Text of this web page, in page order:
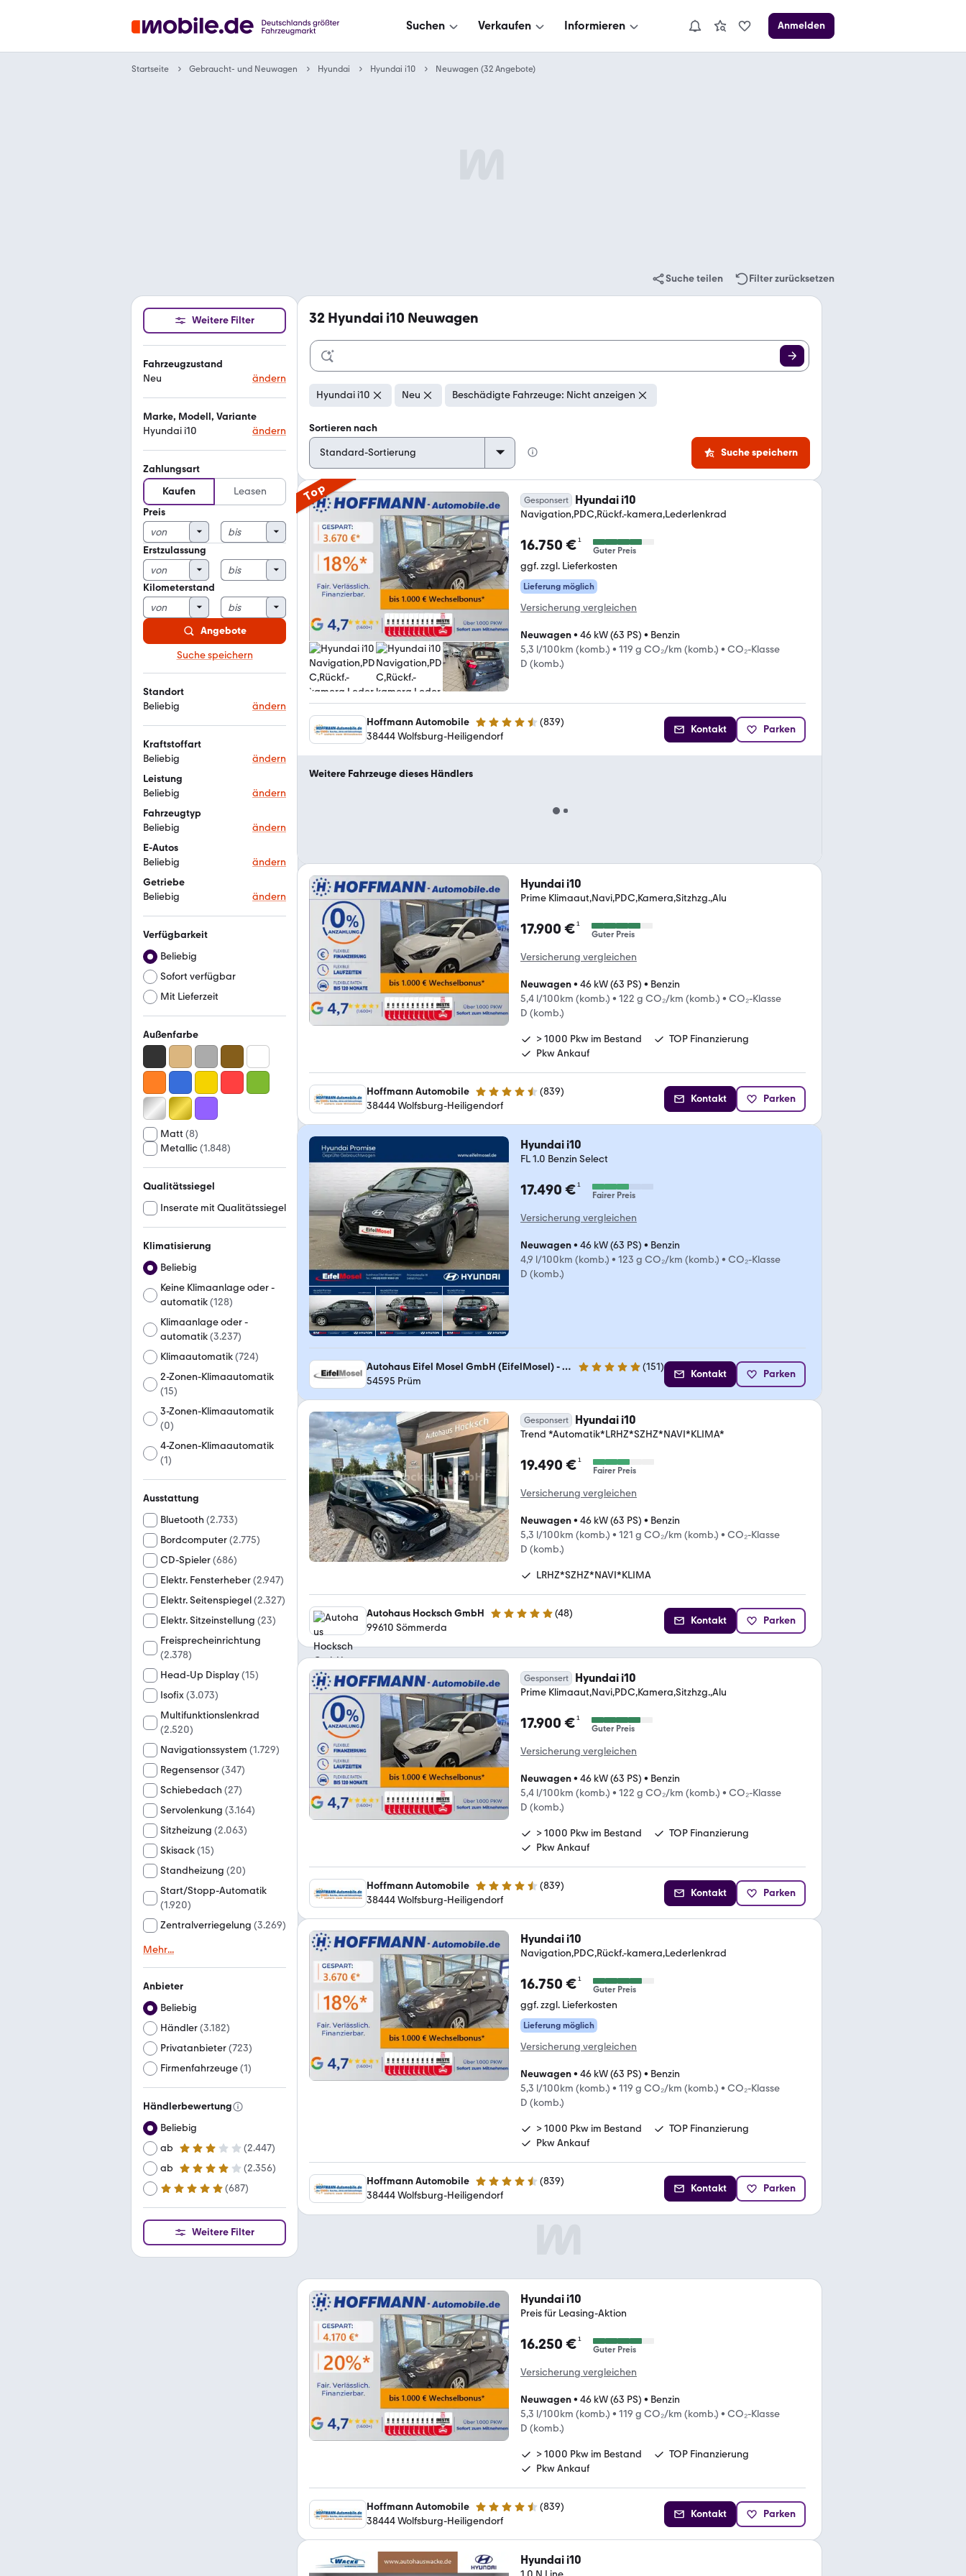
Suchen Verkaufen Informieren Anmelden
Startseite Gebraucht- und Neuwagen Hyundai Hyundai i10 Neuwagen (32 Angebote)
Suche teilen Filter zurücksetzen
Weitere Filter
Fahrzeugzustand
Neu
ändern
Marke, Modell, Variante
Hyundai i10
ändern
Zahlungsart
Kaufen
Leasen
Preis
Erstzulassung
Kilometerstand
Angebote
Suche speichern
Standort
Beliebig
ändern
Kraftstoffart
Beliebig
ändern
Leistung
Beliebig
ändern
Fahrzeugtyp
Beliebig
ändern
E-Autos
Beliebig
ändern
Getriebe
Beliebig
ändern
Verfügbarkeit
Beliebig
Sofort verfügbar
Mit Lieferzeit
Außenfarbe
Matt (8)
Metallic(1.848)
Qualitätssiegel
Inserate mit Qualitätssiegel
Klimatisierung
Beliebig
Keine Klimaanlage oder -
automatik(128)
Klimaanlage oder -
automatik(3.237)
Klimaautomatik(724)
2-Zonen-Klimaautomatik
(15)
3-Zonen-Klimaautomatik
(0)
4-Zonen-Klimaautomatik
(1)
Ausstattung
Bluetooth (2.733)
Bordcomputer(2.775)
CD-Spieler(686)
Elektr. Fensterheber(2.947)
Elektr. Seitenspiegel(2.327)
Elektr. Sitzeinstellung (23)
Freisprecheinrichtung
(2.378)
Head-Up Display(15)
Isofix(3.073)
Multifunktionslenkrad
(2.520)
Navigationssystem (1.729)
Regensensor(347)
Schiebedach (27)
Servolenkung (3.164)
Sitzheizung (2.063)
Skisack(15)
Standheizung (20)
Start/Stopp-Automatik
(1.920)
Zentralverriegelung (3.269)
Mehr...
Anbieter
Beliebig
Händler(3.182)
Privatanbieter(723)
Firmenfahrzeuge(1)
Händlerbewertung
Beliebig
ab
3 Sterne (2.447)
ab
4 Sterne (2.356)
ab
5 Sterne (687)
Weitere Filter
32 Hyundai i10 Neuwagen
Hyundai i10 Neu Beschädigte Fahrzeuge: Nicht anzeigen
Sortieren nach
Suche speichern
Top Gesponsert Hyundai i10
Navigation,PDC,Rückf.-kamera,Lederlenkrad
16.750 €¹
Guter Preis
ggf. zzgl. Lieferkosten
Lieferung möglich
Versicherung vergleichen
Neuwagen• 46 kW (63 PS) • Benzin
5,3 l/100km (komb.) • 119 g CO₂/km (komb.) • CO₂-Klasse
D (komb.)
Hoffmann Automobile 4.5 Sterne (839)
38444 Wolfsburg-Heiligendorf
Kontakt Parken
Weitere Fahrzeuge dieses Händlers
Hyundai i10
Prime Klimaaut,Navi,PDC,Kamera,Sitzhzg.,Alu
17.900 €¹
Guter Preis
Versicherung vergleichen
Neuwagen• 46 kW (63 PS) • Benzin
5,4 l/100km (komb.) • 122 g CO₂/km (komb.) • CO₂-Klasse
D (komb.)
> 1000 Pkw im Bestand
TOP Finanzierung
Pkw Ankauf
Hoffmann Automobile 4.5 Sterne (839)
38444 Wolfsburg-Heiligendorf
Kontakt Parken
Hyundai i10
FL 1.0 Benzin Select
17.490 €¹
Fairer Preis
Versicherung vergleichen
Neuwagen• 46 kW (63 PS) • Benzin
4,9 l/100km (komb.) • 123 g CO₂/km (komb.) • CO₂-Klasse
D (komb.)
Autohaus Eifel Mosel GmbH (EifelMosel) - Toyota, Lexus und Hyundai Vertragshändler 5 Sterne (151)
54595 Prüm
Kontakt Parken
Gesponsert Hyundai i10
Trend *Automatik*LRHZ*SZHZ*NAVI*KLIMA*
19.490 €¹
Fairer Preis
Versicherung vergleichen
Neuwagen• 46 kW (63 PS) • Benzin
5,3 l/100km (komb.) • 121 g CO₂/km (komb.) • CO₂-Klasse
D (komb.)
LRHZ*SZHZ*NAVI*KLIMA
Autohaus Hocksch GmbH 5 Sterne (48)
99610 Sömmerda
Kontakt Parken
Gesponsert Hyundai i10
Prime Klimaaut,Navi,PDC,Kamera,Sitzhzg.,Alu
17.900 €¹
Guter Preis
Versicherung vergleichen
Neuwagen• 46 kW (63 PS) • Benzin
5,4 l/100km (komb.) • 122 g CO₂/km (komb.) • CO₂-Klasse
D (komb.)
> 1000 Pkw im Bestand
TOP Finanzierung
Pkw Ankauf
Hoffmann Automobile 4.5 Sterne (839)
38444 Wolfsburg-Heiligendorf
Kontakt Parken
Hyundai i10
Navigation,PDC,Rückf.-kamera,Lederlenkrad
16.750 €¹
Guter Preis
ggf. zzgl. Lieferkosten
Lieferung möglich
Versicherung vergleichen
Neuwagen• 46 kW (63 PS) • Benzin
5,3 l/100km (komb.) • 119 g CO₂/km (komb.) • CO₂-Klasse
D (komb.)
> 1000 Pkw im Bestand
TOP Finanzierung
Pkw Ankauf
Hoffmann Automobile 4.5 Sterne (839)
38444 Wolfsburg-Heiligendorf
Kontakt Parken
Hyundai i10
Preis für Leasing-Aktion
16.250 €¹
Guter Preis
Versicherung vergleichen
Neuwagen• 46 kW (63 PS) • Benzin
5,3 l/100km (komb.) • 119 g CO₂/km (komb.) • CO₂-Klasse
D (komb.)
> 1000 Pkw im Bestand
TOP Finanzierung
Pkw Ankauf
Hoffmann Automobile 4.5 Sterne (839)
38444 Wolfsburg-Heiligendorf
Kontakt Parken
Hyundai i10